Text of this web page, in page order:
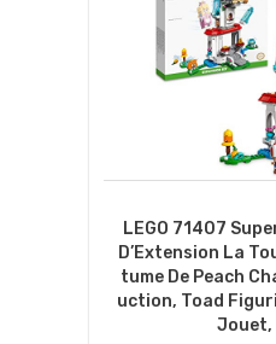
LEGO 71407
D’Extension La
Tume De Peach
Uction, Toad
Jouet,